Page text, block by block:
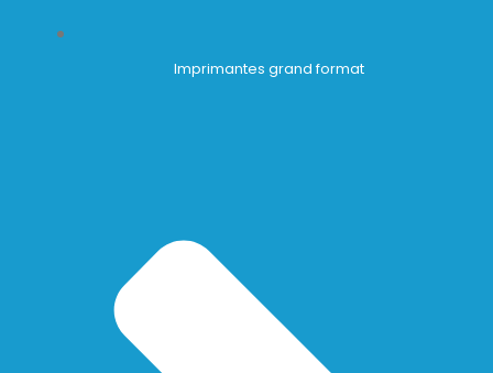
Imprimantes grand format